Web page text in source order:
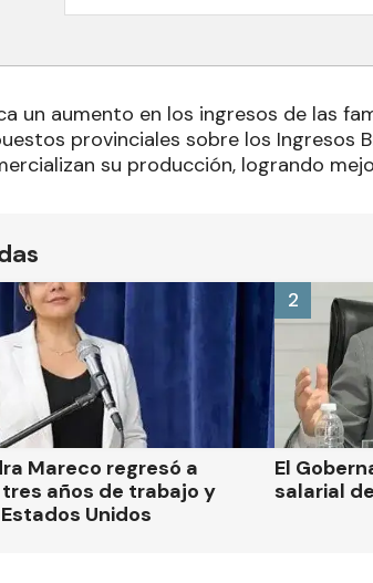
un aumento en los ingresos de las
provinciales sobre los Ingresos
su producción, logrando
Mareco regresó a
años de trabajo y
Unidos
El
salarial
2